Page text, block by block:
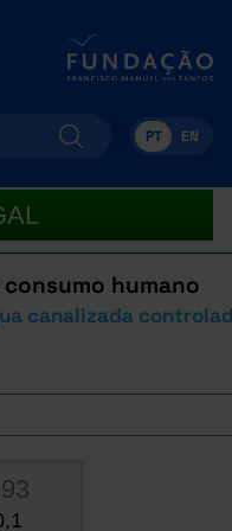
PT EN
humano
canalizada